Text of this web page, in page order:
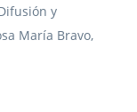
y
María Bravo,